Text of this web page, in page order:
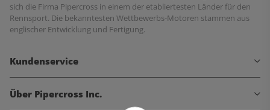
sich die Firma Pipercross in einem der etabliertesten Länder für den
Rennsport. Die bekanntesten Wettbewerbs-Motoren stammen aus
englischer Entwicklung und Fertigung.
Kundenservice
Über Pipercross Inc.